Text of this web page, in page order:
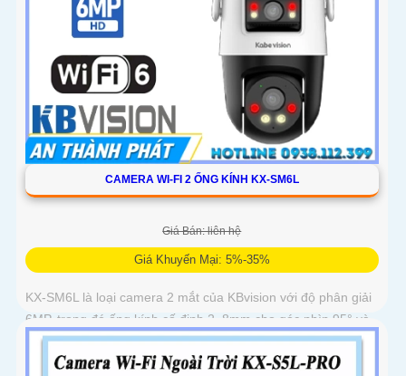
CAMERA WI-FI 2 ỐNG KÍNH KX-SM6L
Giá Bán: liên hệ
Giá Khuyến Mại: 5%-35%
KX-SM6L là loại camera 2 mắt của KBvision với độ phân giải
6MP, trong đó ống kính cố định 2. 8mm cho góc nhìn 95° và
ống kính quay quét 6mm điều khiển từ xa góc ngang 352°